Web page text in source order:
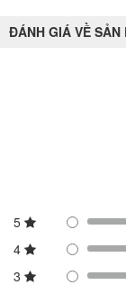
ĐÁNH GIÁ VỀ SẢN
5
4
3